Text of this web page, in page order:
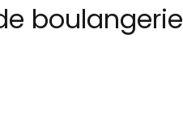
boulangerie